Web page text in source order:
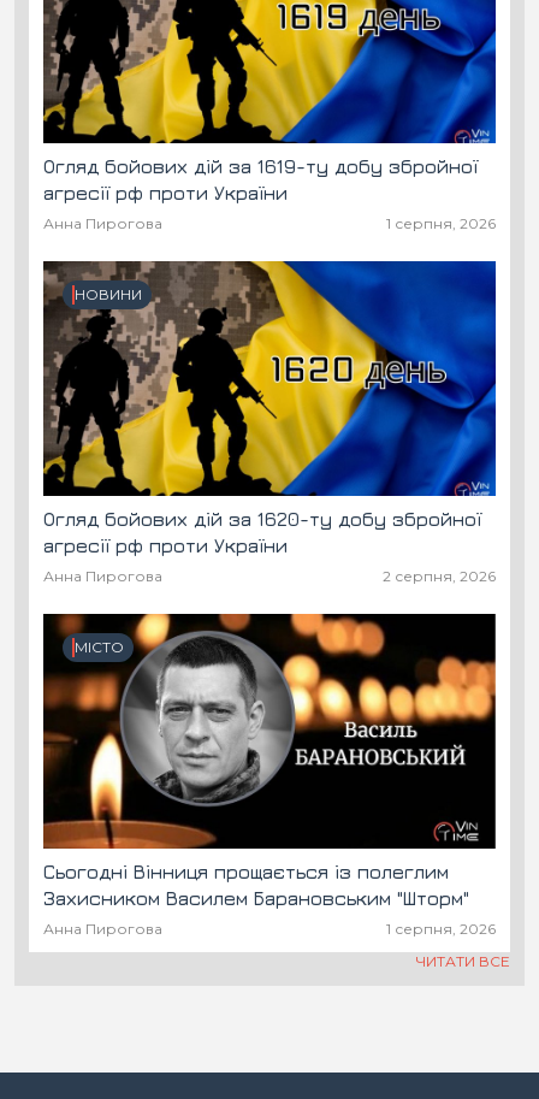
Огляд бойових дій за 1619-ту добу збройної
агресії рф проти України
Анна Пирогова 1 серпня, 2026
НОВИНИ
Огляд бойових дій за 1620-ту добу збройної
агресії рф проти України
Анна Пирогова 2 серпня, 2026
МІСТО
Сьогодні Вінниця прощається із полеглим
Захисником Василем Барановським "Шторм"
Анна Пирогова
1 серпня, 2026
ЧИТАТИ ВСЕ